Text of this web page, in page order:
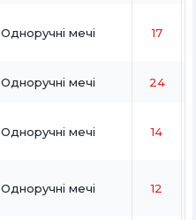
Одноручні мечі 17
Одноручні мечі 24
Одноручні мечі 14
Одноручні мечі 12